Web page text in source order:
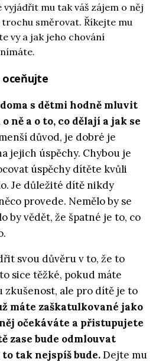
vyjádřit mu tak váš zájem o něj
směrovat. Říkejte mu
vy a jak jeho chování
oceňujte
s dětmi hodně mluvit
ně a o to, co dělají a jak se
důvod, je dobré je
jejich úspěchy. Chybou je
úspěchy dítěte kvůli
Je důležité dítě nikdy
provede. Nemělo by se
by vědět, že špatné je to, co
svou důvěru v to, že to
sice těžké, pokud máte
zkušenost, ale pro dítě je to
máte zaškatulkované jako
očekáváte a přistupujete
zase bude odmlouvat
tak nejspíš bude.Dejte mu